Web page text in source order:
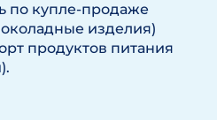
по купле-продаже
изделия)
продуктов питания